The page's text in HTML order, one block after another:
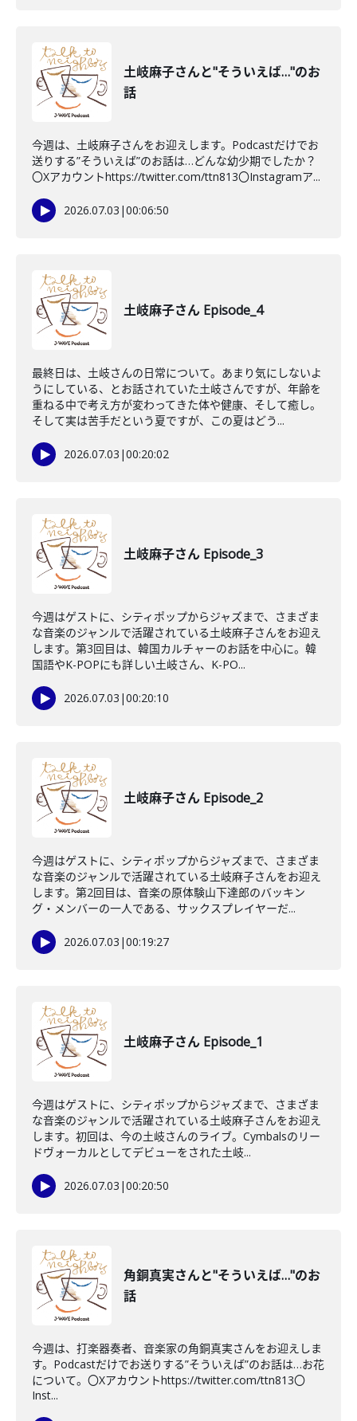
土岐麻子さんと"そういえば…"のお
話
今週は、土岐麻子さんをお迎えします。Podcastだけでお
送りする”そういえば”のお話は…どんな幼少期でしたか？
〇Xアカウントhttps://twitter.com/ttn813〇Instagramア...
2026.07.03 |00:06:50
土岐麻子さん Episode_4
最終日は、土岐さんの日常について。あまり気にしないよ
うにしている、とお話されていた土岐さんですが、年齢を
重ねる中で考え方が変わってきた体や健康、そして癒し。
そして実は苦手だという夏ですが、この夏はどう...
2026.07.03 |00:20:02
土岐麻子さん Episode_3
今週はゲストに、シティポップからジャズまで、さまざま
な音楽のジャンルで活躍されている土岐麻子さんをお迎え
します。第3回目は、韓国カルチャーのお話を中心に。韓
国語やK-POPにも詳しい土岐さん、K-PO...
2026.07.03 |00:20:10
土岐麻子さん Episode_2
今週はゲストに、シティポップからジャズまで、さまざま
な音楽のジャンルで活躍されている土岐麻子さんをお迎え
します。第2回目は、音楽の原体験山下達郎のバッキン
グ・メンバーの一人である、サックスプレイヤーだ...
2026.07.03 |00:19:27
土岐麻子さん Episode_1
今週はゲストに、シティポップからジャズまで、さまざま
な音楽のジャンルで活躍されている土岐麻子さんをお迎え
します。初回は、今の土岐さんのライブ。Cymbalsのリー
ドヴォーカルとしてデビューをされた土岐...
2026.07.03 |00:20:50
角銅真実さんと"そういえば…"のお
話
今週は、打楽器奏者、音楽家の角銅真実さんをお迎えしま
す。Podcastだけでお送りする”そういえば”のお話は…お花
について。〇Xアカウントhttps://twitter.com/ttn813〇
Inst...